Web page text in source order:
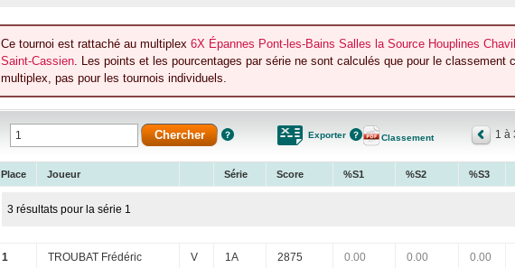
Ce tournoi est rattaché au multiplex 6X Épannes Pont-les-Bains Salles la Source Houplines
Saint-Cassien. Les points et les pourcentages par série ne sont calculés que pour le classement
multiplex, pas pour les tournois individuels.
Exporter Classement 1 à
Place Joueur Série Score %S1 %S2 %S3
3 résultats pour la série 1
1 TROUBAT Frédéric V 1A 2875 0.00 0.00 0.00